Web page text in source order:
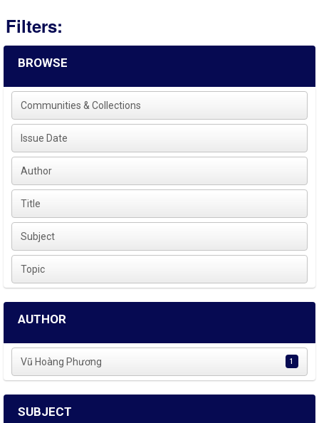
Filters:
BROWSE
Communities & Collections
Issue Date
Author
Title
Subject
Topic
AUTHOR
Vũ Hoàng Phương 1
SUBJECT